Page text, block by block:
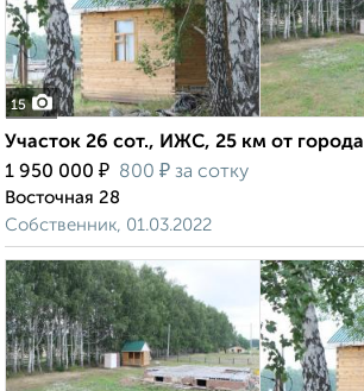
15
Участок 26 сот., ИЖС, 25 км от города
1 950 000 ₽ 800 ₽ за сотку
Восточная 28
Собственник, 01.03.2022